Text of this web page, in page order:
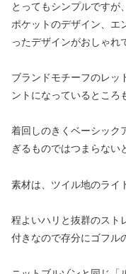
とってもシンプルですが
ポケットのデザイン、エ
ったデザインがおしゃれ
ブランドモチーフのレッ
ントになっているとこ
着回しのきくベーシック
ぎるものではつまらない
素材は、ツイル地のライ
程よいハリと抜群のスト
付きなので存分にゴフル